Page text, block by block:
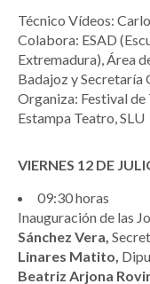
Técnico Vídeos:
Colabora: ESAD
Extremadura), Área
Badajoz y Secretaría
Organiza: Festival
Estampa Teatro, SLU
VIERNES 12 DE
09:30 horas
Inauguración de las
Sánchez Vera,
Linares Matito,
Beatriz Arjona